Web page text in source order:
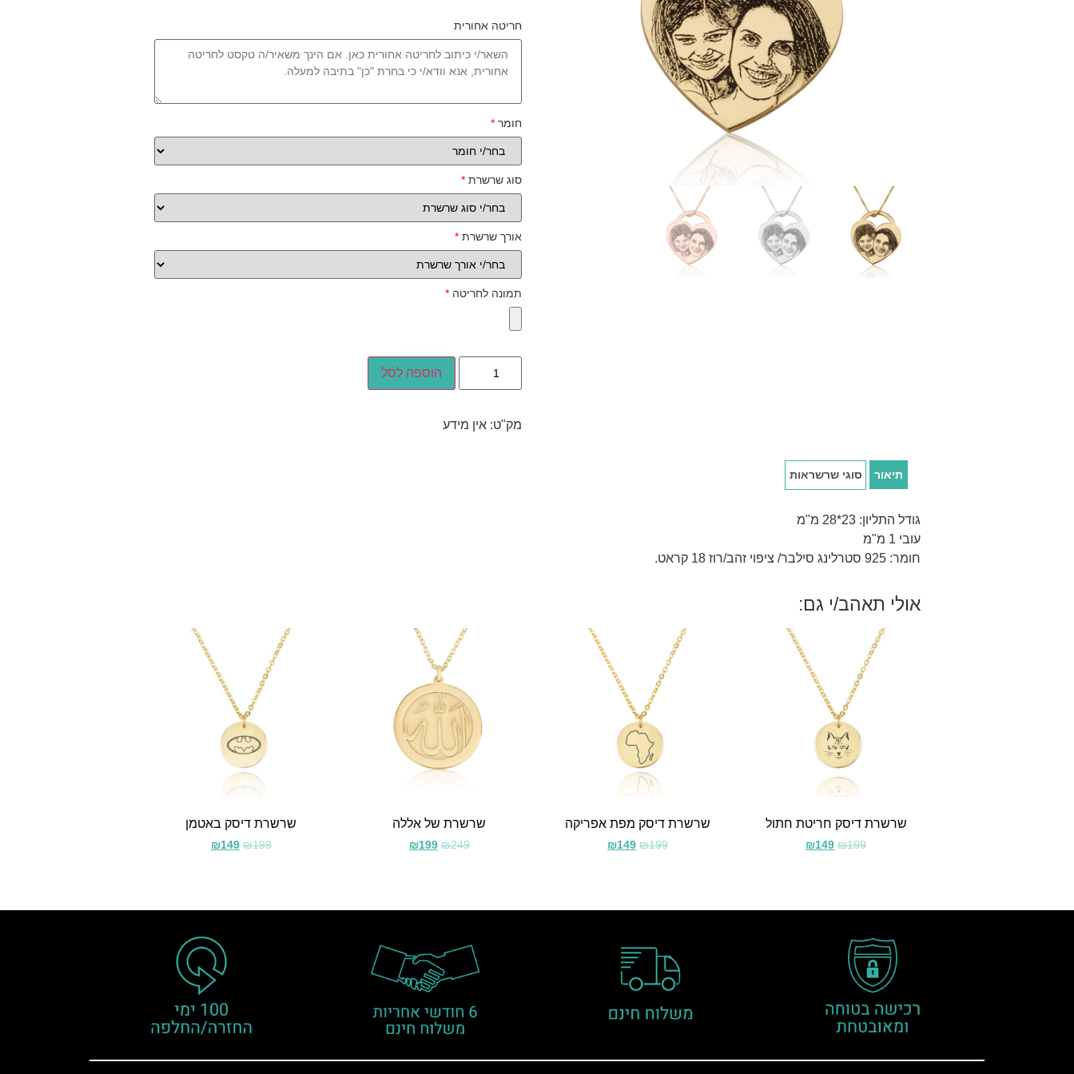
חריטה אחורית
חומר*
סוג שרשרת*
אורך שרשרת*
תמונה לחריטה*
הוספה לסל
מק"ט:אין מידע
תיאור סוגי שרשראות
גודל התליון: 23*28 מ"מ
עובי 1 מ"מ
חומר: 925 סטרלינג סילבר/ ציפוי זהב/רוז 18 קראט.
אולי תאהב/י גם:
שרשרת דיסק חריטת חתול
₪199
₪149
שרשרת דיסק מפת אפריקה
₪199
₪149
שרשרת של אללה
₪249
₪199
שרשרת דיסק באטמן
₪199
₪149